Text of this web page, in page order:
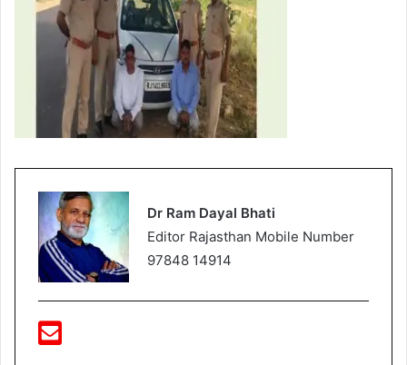
Dr Ram Dayal Bhati
Editor Rajasthan Mobile Number
97848 14914